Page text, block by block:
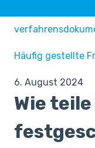
Häufig gestellte
6. August 2024
Wie